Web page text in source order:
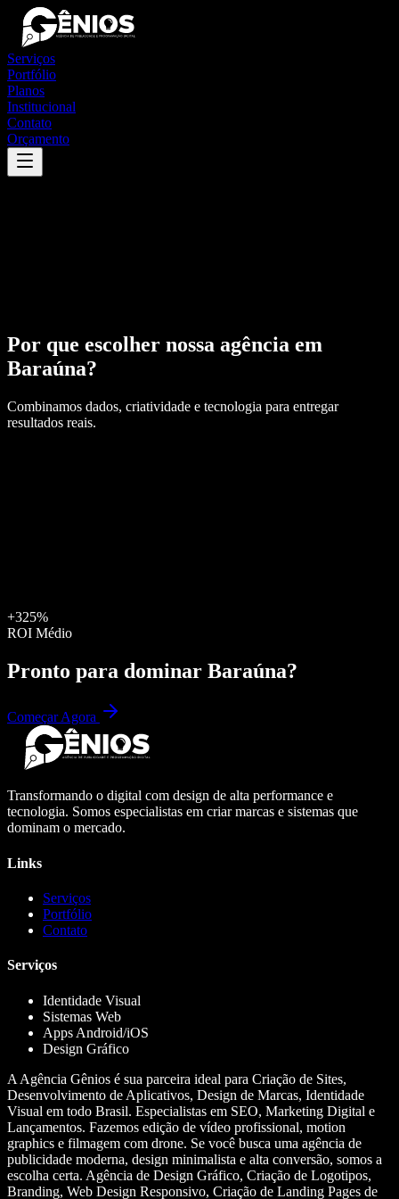
Serviços
Portfólio
Planos
Institucional
Contato
Orçamento
Por que escolher nossa agência em
Baraúna?
Combinamos dados, criatividade e tecnologia para entregar
resultados reais.
+325%
ROI Médio
Pronto para dominar Baraúna?
Começar Agora
Transformando o digital com design de alta performance e
tecnologia. Somos especialistas em criar marcas e sistemas que
dominam o mercado.
Links
Serviços
Portfólio
Contato
Serviços
Identidade Visual
Sistemas Web
Apps Android/iOS
Design Gráfico
A Agência Gênios é sua parceira ideal para Criação de Sites,
Desenvolvimento de Aplicativos, Design de Marcas, Identidade
Visual em todo Brasil. Especialistas em SEO, Marketing Digital e
Lançamentos. Fazemos edição de vídeo profissional, motion
graphics e filmagem com drone. Se você busca uma agência de
publicidade moderna, design minimalista e alta conversão, somos a
escolha certa. Agência de Design Gráfico, Criação de Logotipos,
Branding, Web Design Responsivo, Criação de Landing Pages de